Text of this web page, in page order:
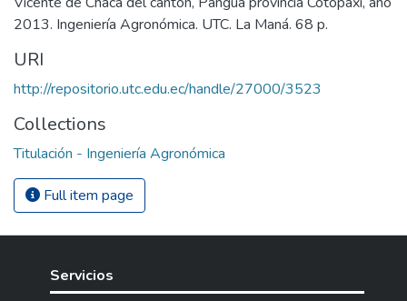
2013. Ingeniería Agronómica. UTC. La Maná. 68 p.
URI
http://repositorio.utc.edu.ec/handle/27000/3523
Collections
Titulación - Ingeniería Agronómica
Full item page
Servicios